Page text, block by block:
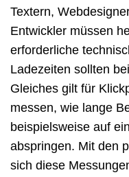
Textern,
Entwickler müssen
erforderliche
Ladezeiten sollten
Gleiches gilt für
messen, wie lange
beispielsweise auf
abspringen. Mit den
sich diese